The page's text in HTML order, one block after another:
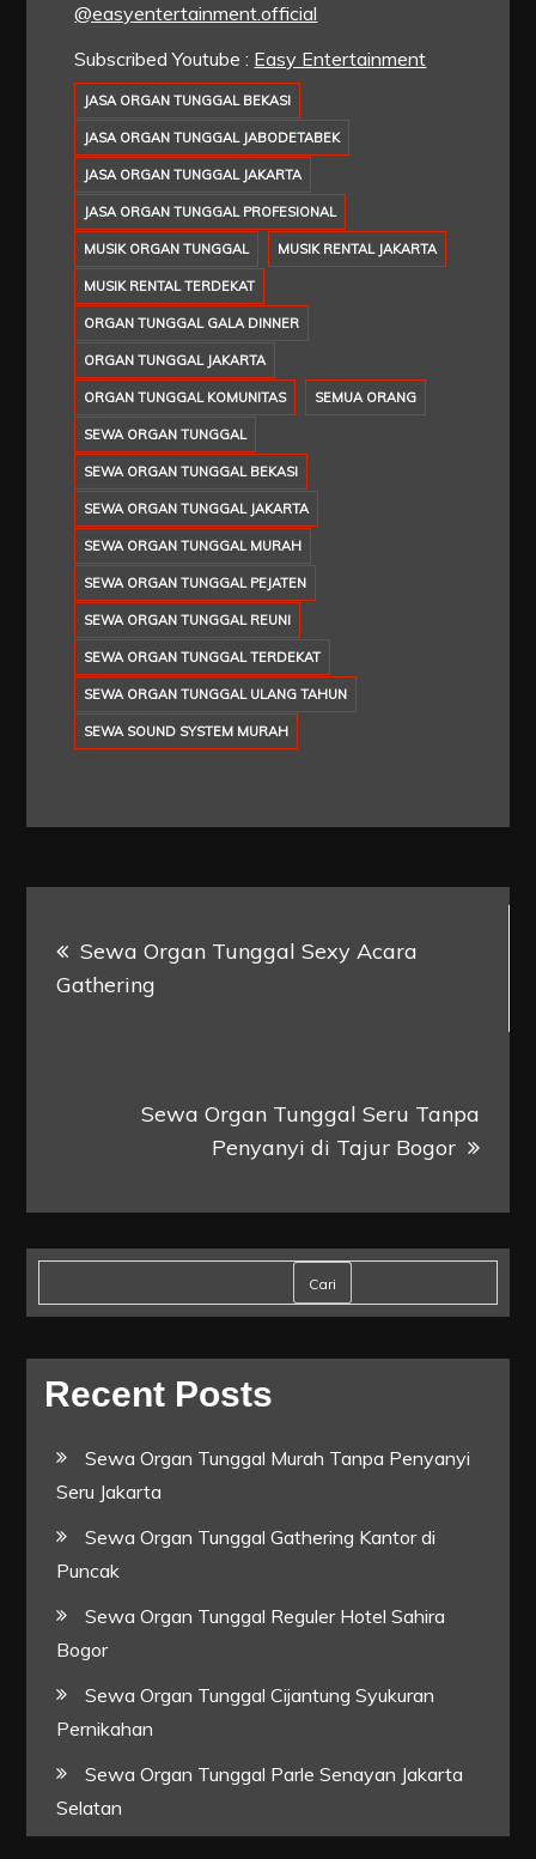
@easyentertainment.official
Subscribed Youtube : Easy Entertainment
JASA ORGAN TUNGGAL BEKASI
JASA ORGAN TUNGGAL JABODETABEK
JASA ORGAN TUNGGAL JAKARTA
JASA ORGAN TUNGGAL PROFESIONAL
MUSIK ORGAN TUNGGAL MUSIK RENTAL JAKARTA
MUSIK RENTAL TERDEKAT
ORGAN TUNGGAL GALA DINNER
ORGAN TUNGGAL JAKARTA
ORGAN TUNGGAL KOMUNITAS SEMUA ORANG
SEWA ORGAN TUNGGAL
SEWA ORGAN TUNGGAL BEKASI
SEWA ORGAN TUNGGAL JAKARTA
SEWA ORGAN TUNGGAL MURAH
SEWA ORGAN TUNGGAL PEJATEN
SEWA ORGAN TUNGGAL REUNI
SEWA ORGAN TUNGGAL TERDEKAT
SEWA ORGAN TUNGGAL ULANG TAHUN
SEWA SOUND SYSTEM MURAH
pos
Sewa Organ Tunggal Sexy Acara
Gathering
Sewa Organ Tunggal Seru Tanpa
Penyanyi di Tajur Bogor
Cari
Recent Posts
Sewa Organ Tunggal Murah Tanpa Penyanyi
Seru Jakarta
Sewa Organ Tunggal Gathering Kantor di
Puncak
Sewa Organ Tunggal Reguler Hotel Sahira
Bogor
Sewa Organ Tunggal Cijantung Syukuran
Pernikahan
Sewa Organ Tunggal Parle Senayan Jakarta
Selatan